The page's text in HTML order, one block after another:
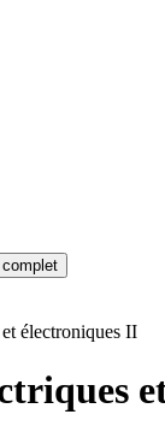
électroniques II